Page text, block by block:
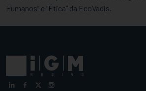
Humanos” e “Ética” da EcoVadis.